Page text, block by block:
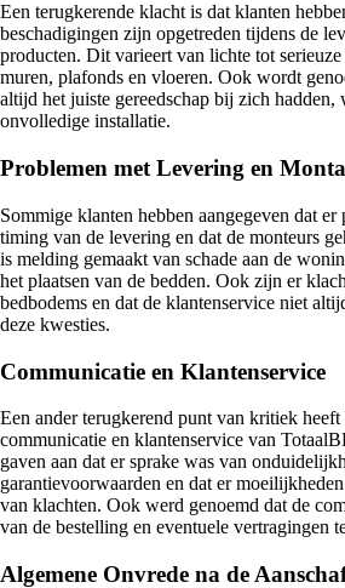
Een terugkerende klacht is dat klanten
beschadigingen zijn opgetreden tijdens de
producten. Dit varieert van lichte tot serieuze
muren, plafonds en vloeren. Ook wordt
altijd het juiste gereedschap bij zich hadden,
onvolledige installatie.
Problemen met Levering en
Sommige klanten hebben aangegeven dat
timing van de levering en dat de monteurs
is melding gemaakt van schade aan de
het plaatsen van de bedden. Ook zijn er
bedbodems en dat de klantenservice niet
deze kwesties.
Communicatie en Klantenservice
Een ander terugkerend punt van kritiek
communicatie en klantenservice van
gaven aan dat er sprake was van
garantievoorwaarden en dat er
van klachten. Ook werd genoemd dat de
van de bestelling en eventuele vertragingen
Algemene Onvrede na de